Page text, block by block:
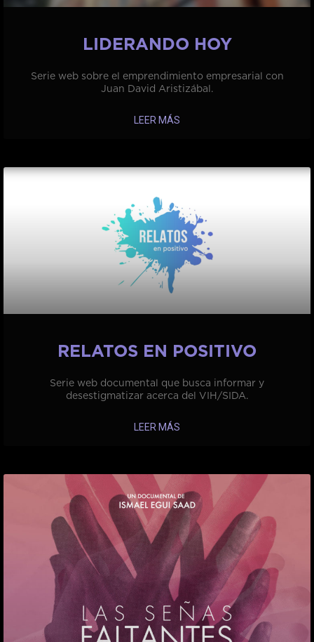
LIDERANDO HOY
Serie web sobre el emprendimiento empresarial con
Juan David Aristizábal.
LEER MÁS
RELATOS EN POSITIVO
Serie web documental que busca informar y
desestigmatizar acerca del VIH/SIDA.
LEER MÁS